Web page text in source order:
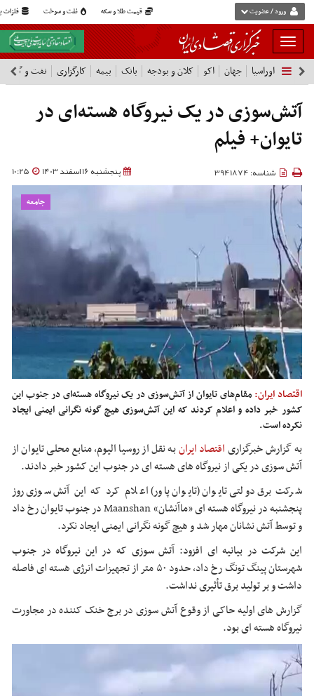
قیمت طلا و سکه نفت و سوخت فلزات ورود / عضویت
بار
و
بسته
نمودن
فهرست
اوراسیا جهان اکو کلان و بودجه بانک بیمه کارگزاری نفت و گاز
آتش‌سوزی در یک نیروگاه هسته‌ای در
تایوان+ فیلم
پنجشنبه 16 اسفند 1403 10:25 شناسه: 3941874
جامعه
اقتصاد ایران: مقام‌های تایوان از آتش‌سوزی در یک نیروگاه هسته‌ای در جنوب این
کشور خبر داده و اعلام کردند که این آتش‌سوزی هیچ گونه نگرانی ایمنی ایجاد
نکرده است.
به گزارش خبرگزاریاقتصاد ایرانبه نقل از روسیا الیوم، منابع محلی تایوان از
آتش سوزی در یکی از نیروگاه های هسته ای در جنوب این کشور خبر دادند.
شرکت برق دولتی تایوان (تایوان پاور) اعلام کرد که این آتش سوزی روز
پنجشنبه در نیروگاه هسته ای «ماآنشان» Maanshan در جنوب تایوان رخ داد
و توسط آتش نشانان مهار شد و هیچ گونه نگرانی ایمنی ایجاد نکرد.
این شرکت در بیانیه ای افزود: آتش سوزی که در این نیروگاه در جنوب
شهرستان پینگ تونگ رخ داد، حدود ۵۰ متر از تجهیزات انرژی هسته ای فاصله
داشت و بر تولید برق تأثیری نداشت.
گزارش های اولیه حاکی از وقوع آتش سوزی در برج خنک کننده در مجاورت
نیروگاه هسته ای بود.